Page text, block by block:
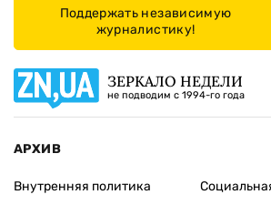
Поддержать независимую
журналистику!
ЗЕРКАЛО НЕДЕЛИ
не подводим с 1994-го года
АРХИВ
Внутренняя политика